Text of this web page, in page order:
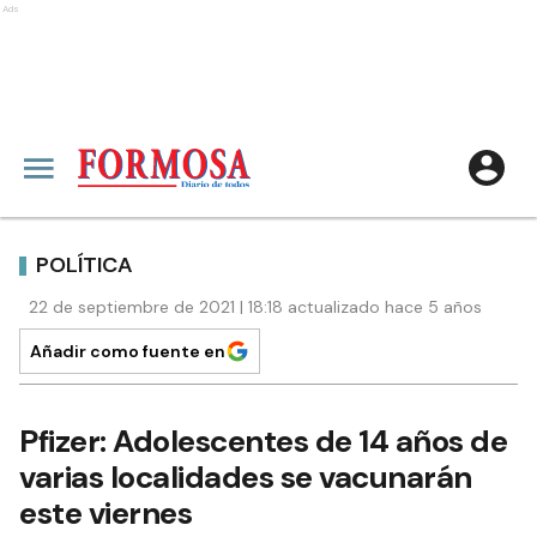
Ads
POLÍTICA
22 de septiembre de 2021 | 18:18 actualizado hace 5 años
Añadir como fuente en
Pfizer: Adolescentes de 14 años de
varias localidades se vacunarán
este viernes